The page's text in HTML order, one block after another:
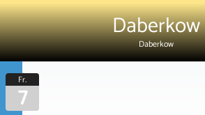
Daberkow
Daberkow
Fr.
7